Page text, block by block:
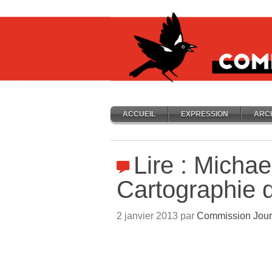
ACCUEIL EXPRESSION
Lire :
Cartographie
2 janvier 2013 par Commission